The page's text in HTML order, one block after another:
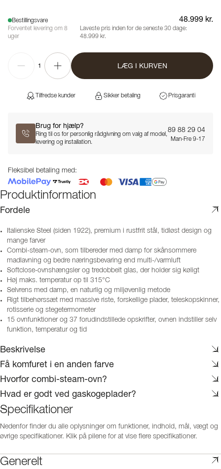
Bestillingsvare
Forventet levering om 8
uger
48.999 kr.
Laveste pris inden for de seneste 30 dage:
48.999 kr.
1 LÆG I KURVEN
Tilfredse kunder Sikker betaling Prisgaranti
Brug for hjælp?
Ring til os for personlig rådgivning om valg af model,
levering og installation.
89 88 29 04
Man-Fre 9-17
Fleksibel betaling med:
Produktinformation
Fordele
Italienske Steel (siden 1922), premium i rustfrit stål, tidløst design og
mange farver
Combi-steam-ovn, som tilbereder med damp for skånsommere
madlavning og bedre næringsbevaring end multi-/varmluft
Softclose-ovnshængsler og tredobbelt glas, der holder sig køligt
Høj maks. temperatur op til 315°C
Selvrens med damp, en naturlig og miljøvenlig metode
Rigt tilbehørssæt med massive riste, forskellige plader, teleskopskinner,
rotisserie og stegetermometer
15 ovnfunktioner og 37 forudindstillede opskrifter, ovnen indstiller selv
funktion, temperatur og tid
Beskrivelse
Få komfuret i en anden farve
Hvorfor combi-steam-ovn?
Hvad er godt ved gaskogeplader?
Specifikationer
Nedenfor finder du alle oplysninger om funktioner, indhold, mål, vægt og
øvrige specifikationer. Klik på pilene for at vise flere specifikationer.
Generelt